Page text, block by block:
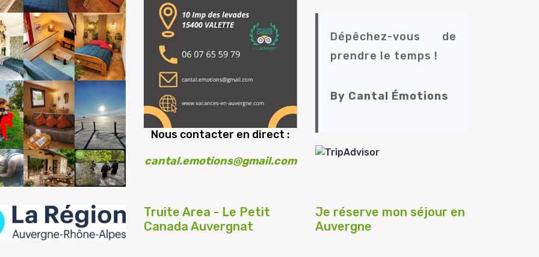
Nous contacter en direct :
cantal.emotions@gmail.com
Dépêchez-vous de
prendre le temps !
By Cantal Émotions
Truite Area - Le Petit
Canada Auvergnat
Je réserve mon séjour en
Auvergne